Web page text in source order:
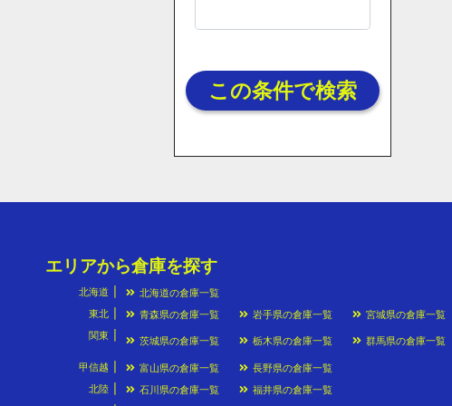
この条件で検索
エリアから倉庫を探す
北海道
北海道の倉庫一覧
東北
青森県の倉庫一覧 岩手県の倉庫一覧 宮城県の倉庫一覧
関東
茨城県の倉庫一覧 栃木県の倉庫一覧 群馬県の倉庫一覧
甲信越
富山県の倉庫一覧
長野県の倉庫一覧
北陸
石川県の倉庫一覧
福井県の倉庫一覧